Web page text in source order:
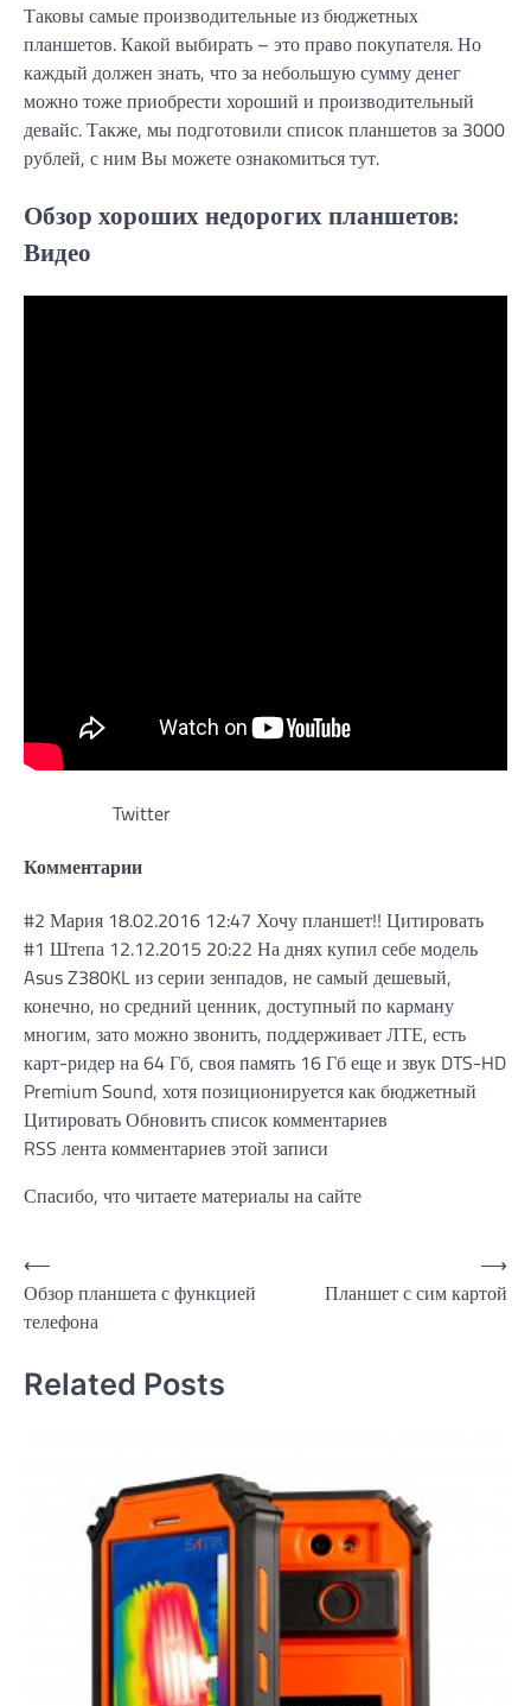
Таковы самые производительные из бюджетных
планшетов. Какой выбирать – это право покупателя. Но
каждый должен знать, что за небольшую сумму денег
можно тоже приобрести хороший и производительный
девайс. Также, мы подготовили список планшетов за 3000
рублей, с ним Вы можете ознакомиться тут.
Обзор хороших недорогих планшетов:
Видео
Twitter
Комментарии
#2 Мария 18.02.2016 12:47 Хочу планшет!! Цитировать
#1 Штепа 12.12.2015 20:22 На днях купил себе модель
Asus Z380KL из серии зенпадов, не самый дешевый,
конечно, но средний ценник, доступный по карману
многим, зато можно звонить, поддерживает ЛТЕ, есть
карт-ридер на 64 Гб, своя память 16 Гб еще и звук DTS-HD
Premium Sound, хотя позиционируется как бюджетный
Цитировать Обновить список комментариев
RSS лента комментариев этой записи
Спасибо, что читаете материалы на сайте
Навигация
по
записям
⟵
Обзор планшета с функцией
телефона
Планшет с сим картой
⟶
Related Posts